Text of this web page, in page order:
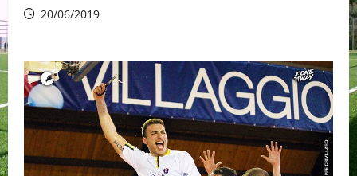
20/06/2019